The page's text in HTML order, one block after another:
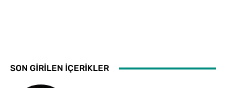
SON GİRİLEN İÇERİKLER